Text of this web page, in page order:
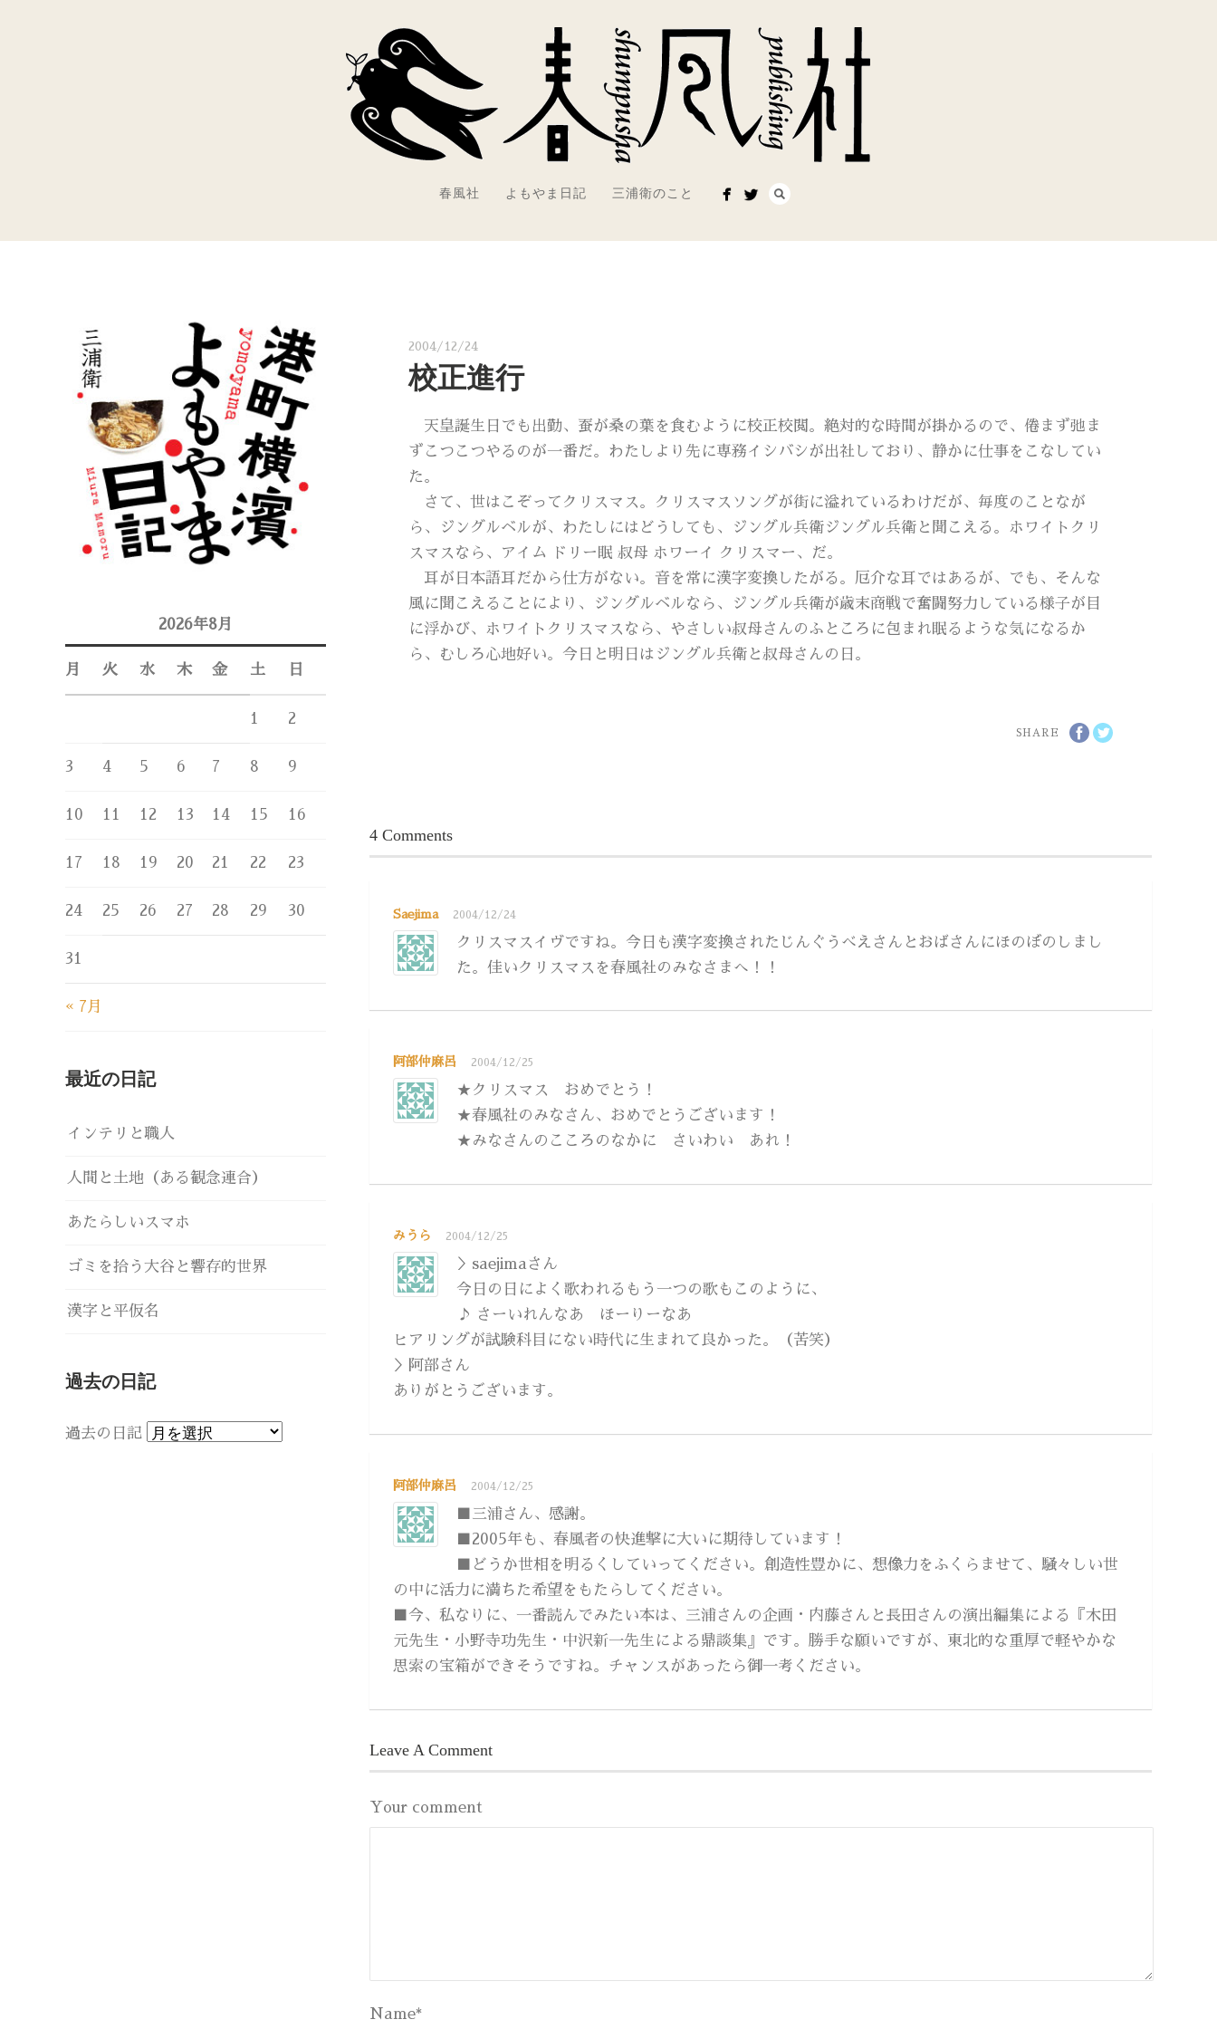
春風社 よもやま日記 三浦衛のこと
2004/12/24
校正進行
天皇誕生日でも出勤、蚕が桑の葉を食むように校正校閲。絶対的な時間が掛かるので、倦まず弛ま
ずこつこつやるのが一番だ。わたしより先に専務イシバシが出社しており、静かに仕事をこなしてい
た。
さて、世はこぞってクリスマス。クリスマスソングが街に溢れているわけだが、毎度のことなが
ら、ジングルベルが、わたしにはどうしても、ジングル兵衛ジングル兵衛と聞こえる。ホワイトクリ
スマスなら、アイム ドリー眠 叔母 ホワーイ クリスマー、だ。
耳が日本語耳だから仕方がない。音を常に漢字変換したがる。厄介な耳ではあるが、でも、そんな
風に聞こえることにより、ジングルベルなら、ジングル兵衛が歳末商戦で奮闘努力している様子が目
に浮かび、ホワイトクリスマスなら、やさしい叔母さんのふところに包まれ眠るような気になるか
ら、むしろ心地好い。今日と明日はジングル兵衛と叔母さんの日。
SHARE
4 Comments
Saejima 2004/12/24
クリスマスイヴですね。今日も漢字変換されたじんぐうべえさんとおばさんにほのぼのしまし
た。佳いクリスマスを春風社のみなさまへ！！
阿部仲麻呂 2004/12/25
★クリスマス おめでとう！
★春風社のみなさん、おめでとうございます！
★みなさんのこころのなかに さいわい あれ！
みうら 2004/12/25
＞saejimaさん
今日の日によく歌われるもう一つの歌もこのように、
♪ さーいれんなあ ほーりーなあ
ヒアリングが試験科目にない時代に生まれて良かった。（苦笑）
＞阿部さん
ありがとうございます。
阿部仲麻呂 2004/12/25
■三浦さん、感謝。
■2005年も、春風者の快進撃に大いに期待しています！
■どうか世相を明るくしていってください。創造性豊かに、想像力をふくらませて、騒々しい世
の中に活力に満ちた希望をもたらしてください。
■今、私なりに、一番読んでみたい本は、三浦さんの企画・内藤さんと長田さんの演出編集による『木田
元先生・小野寺功先生・中沢新一先生による鼎談集』です。勝手な願いですが、東北的な重厚で軽やかな
思索の宝箱ができそうですね。チャンスがあったら御一考ください。
Leave A Comment
Your comment
Name*
2026年8月
月 火 水 木 金 土 日
« 7月
1 2
3 4 5 6 7 8 9
10 11 12 13 14 15 16
17 18 19 20 21 22 23
24 25 26 27 28 29 30
31
最近の日記
インテリと職人
人間と土地（ある観念連合）
あたらしいスマホ
ゴミを拾う大谷と響存的世界
漢字と平仮名
過去の日記
過去の日記